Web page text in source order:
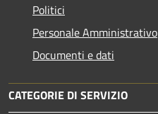
Politici
Personale Amministrativo
Documenti e dati
CATEGORIE DI SERVIZIO